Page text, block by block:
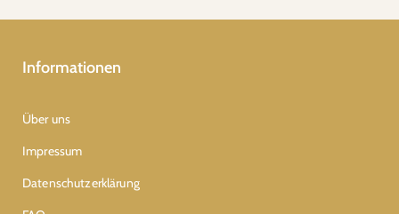
Informationen
Über uns
Impressum
Datenschutzerklärung